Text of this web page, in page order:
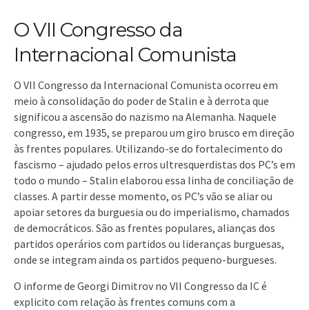
O VII Congresso da
Internacional Comunista
O VII Congresso da Internacional Comunista ocorreu em
meio à consolidação do poder de Stalin e à derrota que
significou a ascensão do nazismo na Alemanha. Naquele
congresso, em 1935, se preparou um giro brusco em direção
às frentes populares. Utilizando-se do fortalecimento do
fascismo – ajudado pelos erros ultresquerdistas dos PC’s em
todo o mundo – Stalin elaborou essa linha de conciliação de
classes. A partir desse momento, os PC’s vão se aliar ou
apoiar setores da burguesia ou do imperialismo, chamados
de democráticos. São as frentes populares, alianças dos
partidos operários com partidos ou lideranças burguesas,
onde se integram ainda os partidos pequeno-burgueses.
O informe de Georgi Dimitrov no VII Congresso da IC é
explicito com relação às frentes comuns com a